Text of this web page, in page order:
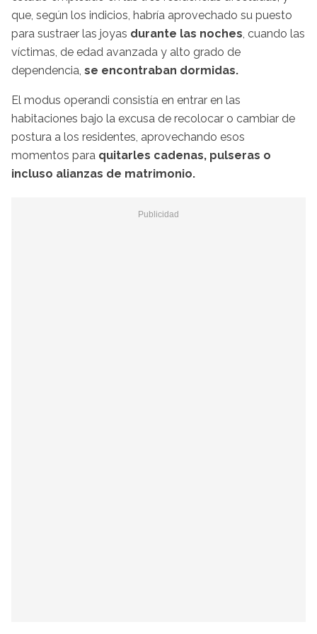
que, según los indicios, habría aprovechado su puesto
para sustraer las joyas durante las noches, cuando las
víctimas, de edad avanzada y alto grado de
dependencia, se encontraban dormidas.
El modus operandi consistía en entrar en las
habitaciones bajo la excusa de recolocar o cambiar de
postura a los residentes, aprovechando esos
momentos para quitarles cadenas, pulseras o
incluso alianzas de matrimonio.